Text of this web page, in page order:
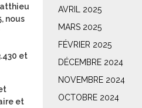
nous
et
et
AVRIL 2025
MARS 2025
FÉVRIER 2025
DÉCEMBRE 2024
NOVEMBRE 2024
OCTOBRE 2024